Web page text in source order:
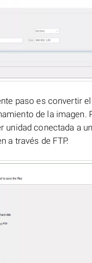
paso es convertir
de la imagen.
unidad conectada a
a través de FTP.